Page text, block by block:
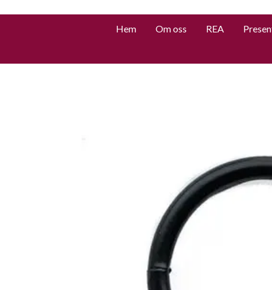
Hem Om oss REA